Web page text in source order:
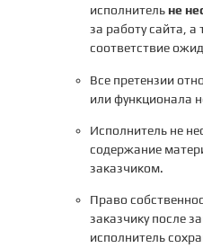
исполнитель не
за работу сайта, а
соответствие
Все претензии
или функционала
Исполнитель не
содержание
заказчиком.
Право
заказчику после
исполнитель